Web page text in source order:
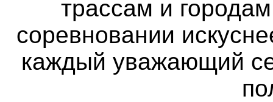
трассам и
соревновании
каждый уважающий